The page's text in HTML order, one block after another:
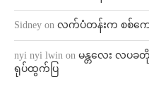
Sidney on လက်ပံတန်းက စစ်ကေ
nyi nyi lwin on မန္တလေး လပခ
ရုပ်ထွက်ပြ